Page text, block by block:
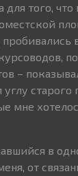
того, что
–
старого
мне
в
от